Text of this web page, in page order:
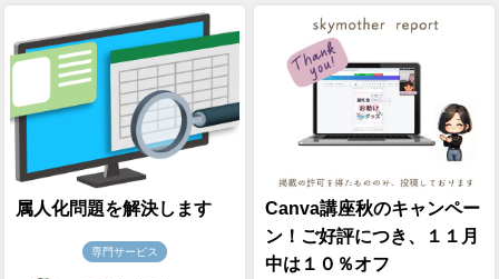
属人化問題を解決します
専門サービス
Canva講座秋のキャンペー
ン！ご好評につき、１１月
中は１０％オフ